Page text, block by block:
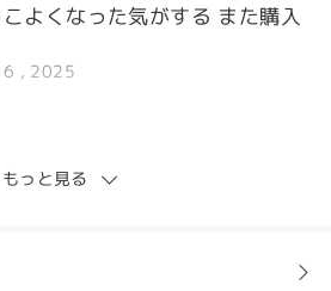
よくなった気がする また購入
, 2025
もっと見る